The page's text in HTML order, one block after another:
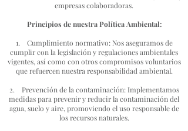
empresas colaboradoras.
Principios de nuestra Política Ambiental:
1. Cumplimiento normativo: Nos aseguramos de
cumplir con la legislación y regulaciones ambientales
vigentes, así como con otros compromisos voluntarios
que refuercen nuestra responsabilidad ambiental.
2. Prevención de la contaminación: Implementamos
medidas para prevenir y reducir la contaminación del
agua, suelo y aire, promoviendo el uso responsable de
los recursos naturales.